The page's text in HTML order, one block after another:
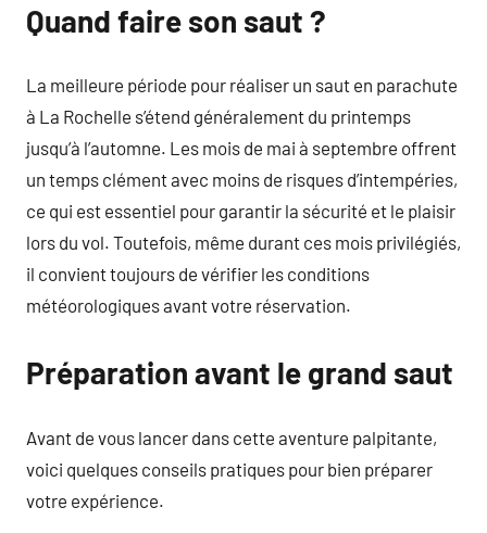
Quand faire son saut ?
La meilleure période pour réaliser un saut en parachute
à La Rochelle s’étend généralement du printemps
jusqu’à l’automne. Les mois de mai à septembre offrent
un temps clément avec moins de risques d’intempéries,
ce qui est essentiel pour garantir la sécurité et le plaisir
lors du vol. Toutefois, même durant ces mois privilégiés,
il convient toujours de vérifier les conditions
météorologiques avant votre réservation.
Préparation avant le grand saut
Avant de vous lancer dans cette aventure palpitante,
voici quelques conseils pratiques pour bien préparer
votre expérience.